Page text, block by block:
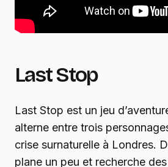
Last Stop
Last Stop est un jeu
alterne entre trois
crise surnaturelle à Londres.
plane un peu et recherche